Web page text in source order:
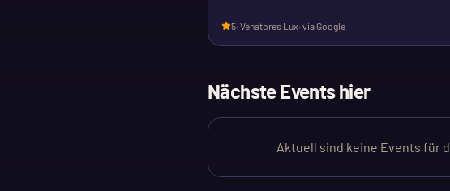
5· Venatores Lux· via Google
Nächste Events hier
Aktuell sind keine Events für